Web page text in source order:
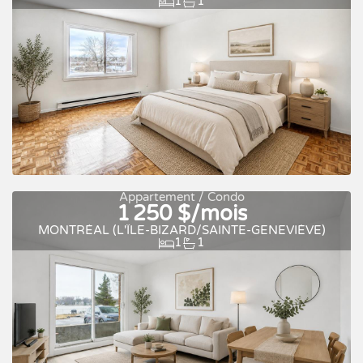
À louer
Appartement / Condo
1 250 $/mois
MONTRÉAL (L'ÎLE-BIZARD/SAINTE-GENEVIÈVE)
1
1